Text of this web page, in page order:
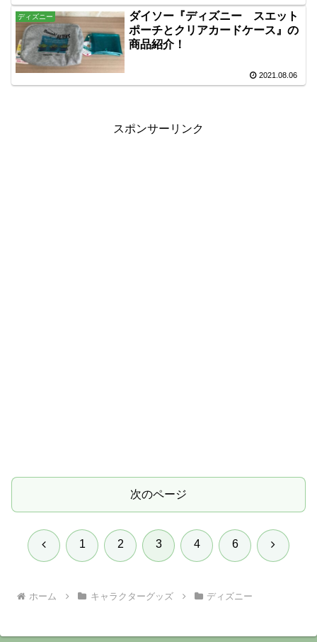
ディズニー
ダイソー『ディズニー スエット
ポーチとクリアカードケース』の
商品紹介！
2021.08.06
スポンサーリンク
次のページ
前 1 2 3 4 6 次
ホーム キャラクターグッズ ディズニー